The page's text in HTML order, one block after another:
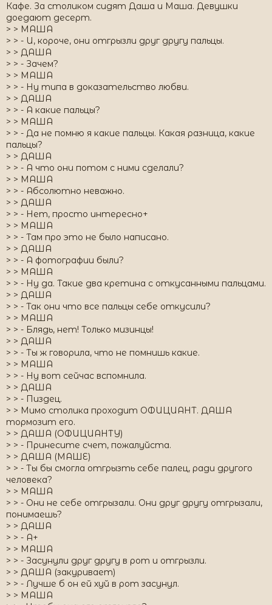
Кафе. За столиком сидят Даша и Маша. Девушки
доедают десерт.
> > МАША
> > - И, короче, они отгрызли друг другу пальцы.
> > ДАША
> > - Зачем?
> > МАША
> > - Ну типа в доказательство любви.
> > ДАША
> > - А какие пальцы?
> > МАША
> > - Да не помню я какие пальцы. Какая разница, какие
пальцы?
> > ДАША
> > - А что они потом с ними сделали?
> > МАША
> > - Абсолютно неважно.
> > ДАША
> > - Нет, просто интересно+
> > МАША
> > - Там про это не было написано.
> > ДАША
> > - А фотографии были?
> > МАША
> > - Ну да. Такие два кретина с откусанными пальцами.
> > ДАША
> > - Так они что все пальцы себе откусили?
> > МАША
> > - Блядь, нет! Только мизинцы!
> > ДАША
> > - Ты ж говорила, что не помнишь какие.
> > МАША
> > - Ну вот сейчас вспомнила.
> > ДАША
> > - Пиздец.
> > Мимо столика проходит ОФИЦИАНТ. ДАША
тормозит его.
> > ДАША (ОФИЦИАНТУ)
> > - Принесите счет, пожалуйста.
> > ДАША (МАШЕ)
> > - Ты бы смогла отгрызть себе палец, ради другого
человека?
> > МАША
> > - Они не себе отгрызали. Они друг другу отгрызали,
понимаешь?
> > ДАША
> > - А+
> > МАША
> > - Засунули друг другу в рот и отгрызли.
> > ДАША (закуривает)
> > - Лучше б он ей хуй в рот засунул.
> > МАША